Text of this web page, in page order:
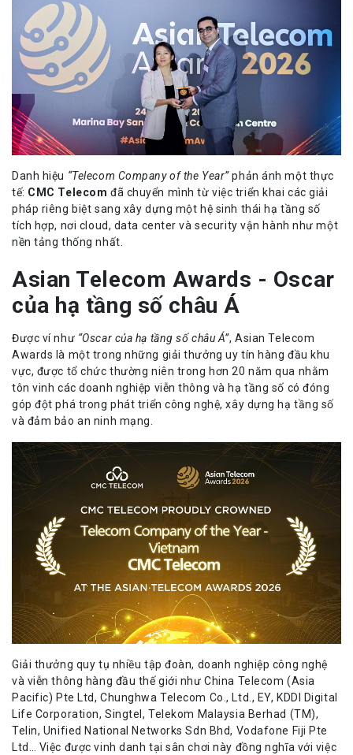
Danh hiệu “Telecom Company of the Year”phản ánh một thực
tế: CMC Telecom đã chuyển mình từ việc triển khai các giải
pháp riêng biệt sang xây dựng một hệ sinh thái hạ tầng số
tích hợp, nơi cloud, data center và security vận hành như một
nền tảng thống nhất.
Asian Telecom Awards - Oscar
của hạ tầng số châu Á
Được ví như “Oscar của hạ tầng số châu Á”, Asian Telecom
Awards là một trong những giải thưởng uy tín hàng đầu khu
vực, được tổ chức thường niên trong hơn 20 năm qua nhằm
tôn vinh các doanh nghiệp viễn thông và hạ tầng số có đóng
góp đột phá trong phát triển công nghệ, xây dựng hạ tầng số
và đảm bảo an ninh mạng.
Giải thưởng quy tụ nhiều tập đoàn, doanh nghiệp công nghệ
và viễn thông hàng đầu thế giới như China Telecom (Asia
Pacific) Pte Ltd, Chunghwa Telecom Co., Ltd., EY, KDDI Digital
Life Corporation, Singtel, Telekom Malaysia Berhad (TM),
Telin, Unified National Networks Sdn Bhd, Vodafone Fiji Pte
Ltd… Việc được vinh danh tại sân chơi này đồng nghĩa với việc